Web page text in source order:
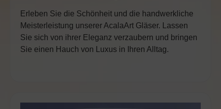
Erleben Sie die Schönheit und die handwerkliche
Meisterleistung unserer AcalaArt Gläser. Lassen
Sie sich von ihrer Eleganz verzaubern und bringen
Sie einen Hauch von Luxus in Ihren Alltag.